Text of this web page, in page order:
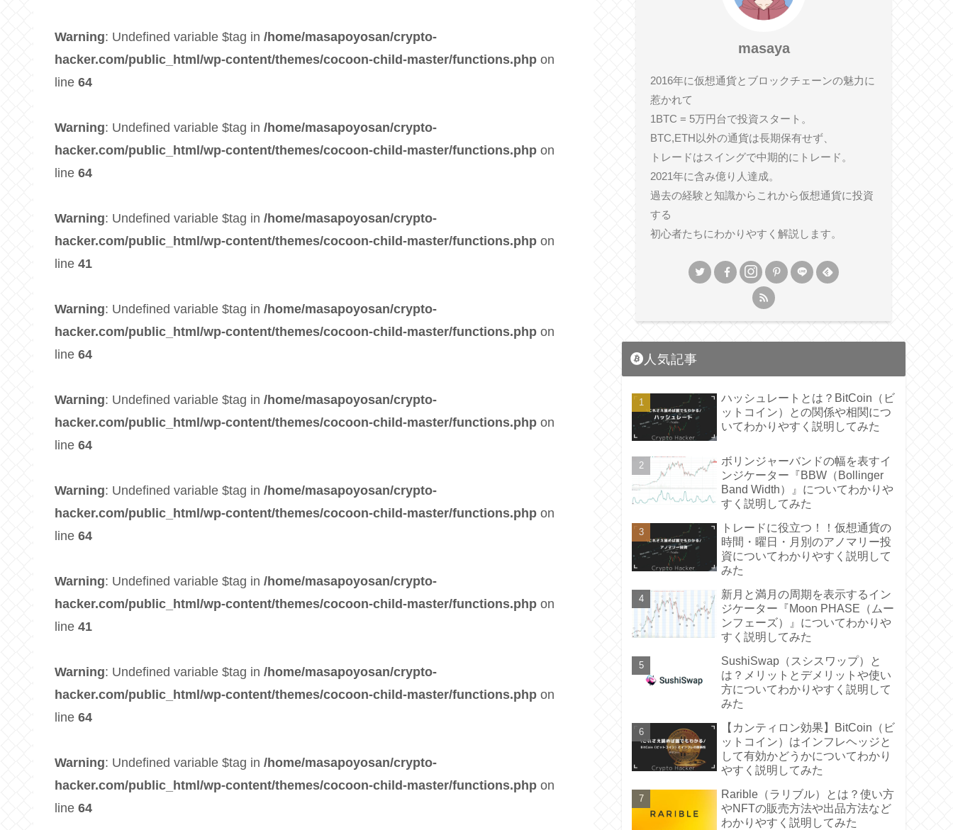
Warning: Undefined variable $tag in /home/masapoyosan/crypto-
hacker.com/public_html/wp-content/themes/cocoon-child-master/functions.php on
line 64
Warning: Undefined variable $tag in /home/masapoyosan/crypto-
hacker.com/public_html/wp-content/themes/cocoon-child-master/functions.php on
line 64
Warning: Undefined variable $tag in /home/masapoyosan/crypto-
hacker.com/public_html/wp-content/themes/cocoon-child-master/functions.php on
line 41
Warning: Undefined variable $tag in /home/masapoyosan/crypto-
hacker.com/public_html/wp-content/themes/cocoon-child-master/functions.php on
line 64
Warning: Undefined variable $tag in /home/masapoyosan/crypto-
hacker.com/public_html/wp-content/themes/cocoon-child-master/functions.php on
line 64
Warning: Undefined variable $tag in /home/masapoyosan/crypto-
hacker.com/public_html/wp-content/themes/cocoon-child-master/functions.php on
line 64
Warning: Undefined variable $tag in /home/masapoyosan/crypto-
hacker.com/public_html/wp-content/themes/cocoon-child-master/functions.php on
line 41
Warning: Undefined variable $tag in /home/masapoyosan/crypto-
hacker.com/public_html/wp-content/themes/cocoon-child-master/functions.php on
line 64
Warning: Undefined variable $tag in /home/masapoyosan/crypto-
hacker.com/public_html/wp-content/themes/cocoon-child-master/functions.php on
line 64
masaya
2016年に仮想通貨とブロックチェーンの魅力に
惹かれて
1BTC = 5万円台で投資スタート。
BTC,ETH以外の通貨は長期保有せず、
トレードはスイングで中期的にトレード。
2021年に含み億り人達成。
過去の経験と知識からこれから仮想通貨に投資
する
初心者たちにわかりやすく解説します。
人気記事
ハッシュレートとは？BitCoin（ビ
ットコイン）との関係や相関につ
いてわかりやすく説明してみた
ボリンジャーバンドの幅を表すイ
ンジケーター『BBW（Bollinger
Band Width）』についてわかりや
すく説明してみた
トレードに役立つ！！仮想通貨の
時間・曜日・月別のアノマリー投
資についてわかりやすく説明して
みた
新月と満月の周期を表示するイン
ジケーター『Moon PHASE（ムー
ンフェーズ）』についてわかりや
すく説明してみた
SushiSwap（スシスワップ）と
は？メリットとデメリットや使い
方についてわかりやすく説明して
みた
【カンティロン効果】BitCoin（ビ
ットコイン）はインフレヘッジと
して有効かどうかについてわかり
やすく説明してみた
Rarible（ラリブル）とは？使い方
やNFTの販売方法や出品方法など
わかりやすく説明してみた